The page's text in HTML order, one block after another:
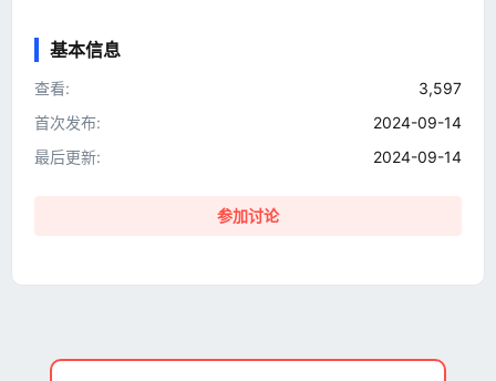
基本信息
查看
3,597
首次发布
2024-09-14
最后更新
2024-09-14
参加讨论